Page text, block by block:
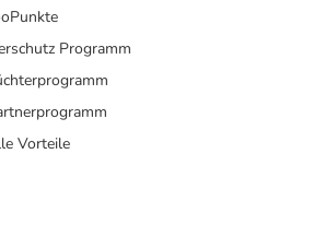
Programm
Vorteile